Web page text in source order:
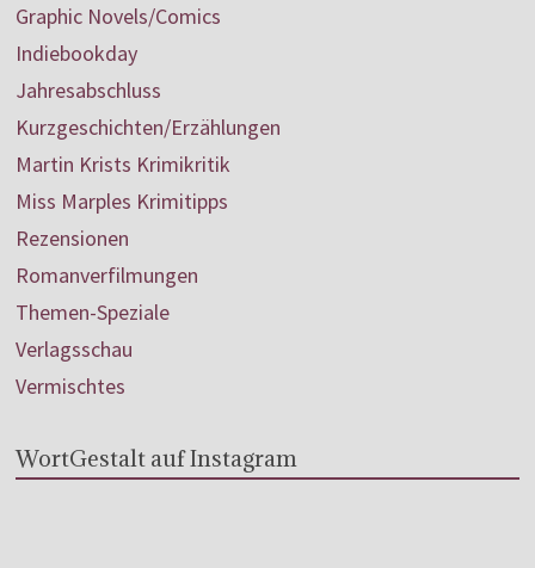
Graphic Novels/Comics
Indiebookday
Jahresabschluss
Kurzgeschichten/Erzählungen
Martin Krists Krimikritik
Miss Marples Krimitipps
Rezensionen
Romanverfilmungen
Themen-Speziale
Verlagsschau
Vermischtes
WortGestalt auf Instagram